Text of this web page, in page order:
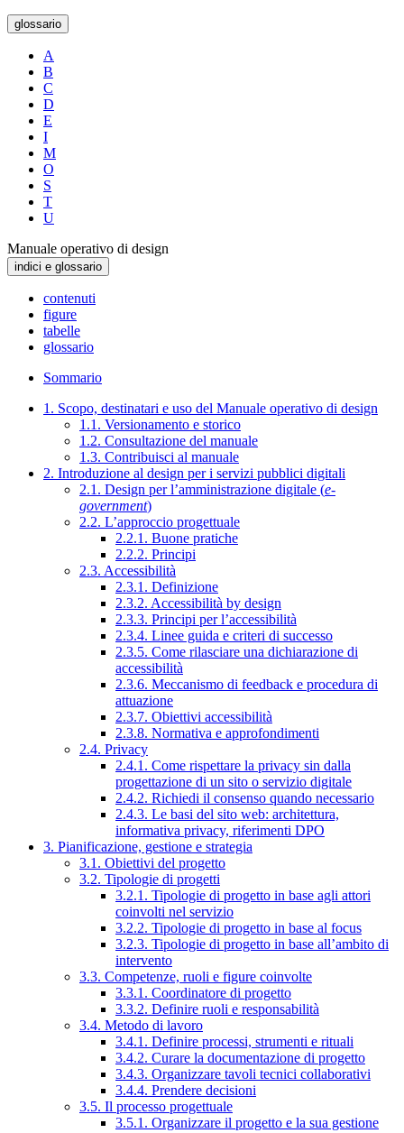
glossario
A
B
C
D
E
I
M
O
S
T
U
Manuale operativo di design
indici e glossario
contenuti
figure
tabelle
glossario
Sommario
1. Scopo, destinatari e uso del Manuale operativo di design
1.1. Versionamento e storico
1.2. Consultazione del manuale
1.3. Contribuisci al manuale
2. Introduzione al design per i servizi pubblici digitali
2.1. Design per l’amministrazione digitale (e-
government)
2.2. L’approccio progettuale
2.2.1. Buone pratiche
2.2.2. Principi
2.3. Accessibilità
2.3.1. Definizione
2.3.2. Accessibilità by design
2.3.3. Principi per l’accessibilità
2.3.4. Linee guida e criteri di successo
2.3.5. Come rilasciare una dichiarazione di
accessibilità
2.3.6. Meccanismo di feedback e procedura di
attuazione
2.3.7. Obiettivi accessibilità
2.3.8. Normativa e approfondimenti
2.4. Privacy
2.4.1. Come rispettare la privacy sin dalla
progettazione di un sito o servizio digitale
2.4.2. Richiedi il consenso quando necessario
2.4.3. Le basi del sito web: architettura,
informativa privacy, riferimenti DPO
3. Pianificazione, gestione e strategia
3.1. Obiettivi del progetto
3.2. Tipologie di progetti
3.2.1. Tipologie di progetto in base agli attori
coinvolti nel servizio
3.2.2. Tipologie di progetto in base al focus
3.2.3. Tipologie di progetto in base all’ambito di
intervento
3.3. Competenze, ruoli e figure coinvolte
3.3.1. Coordinatore di progetto
3.3.2. Definire ruoli e responsabilità
3.4. Metodo di lavoro
3.4.1. Definire processi, strumenti e rituali
3.4.2. Curare la documentazione di progetto
3.4.3. Organizzare tavoli tecnici collaborativi
3.4.4. Prendere decisioni
3.5. Il processo progettuale
3.5.1. Organizzare il progetto e la sua gestione